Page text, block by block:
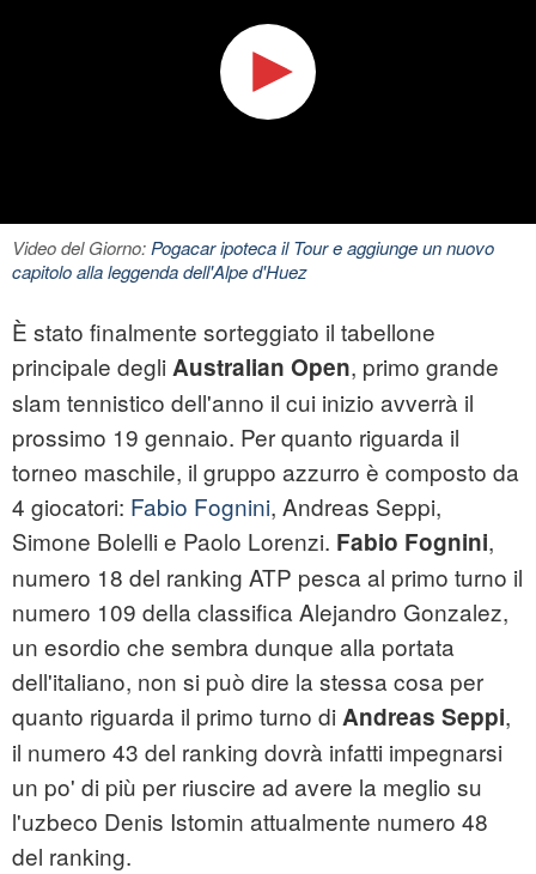
Video del Giorno:Pogacar ipoteca il Tour e aggiunge un nuovo
capitolo alla leggenda dell'Alpe d'Huez
È stato finalmente sorteggiato il tabellone
principale degli Australian Open, primo grande
slam tennistico dell'anno il cui inizio avverrà il
prossimo 19 gennaio. Per quanto riguarda il
torneo maschile, il gruppo azzurro è composto da
4 giocatori: Fabio Fognini, Andreas Seppi,
Simone Bolelli e Paolo Lorenzi. Fabio Fognini,
numero 18 del ranking ATP pesca al primo turno il
numero 109 della classifica Alejandro Gonzalez,
un esordio che sembra dunque alla portata
dell'italiano, non si può dire la stessa cosa per
quanto riguarda il primo turno di Andreas Seppi,
il numero 43 del ranking dovrà infatti impegnarsi
un po' di più per riuscire ad avere la meglio su
l'uzbeco Denis Istomin attualmente numero 48
del ranking.